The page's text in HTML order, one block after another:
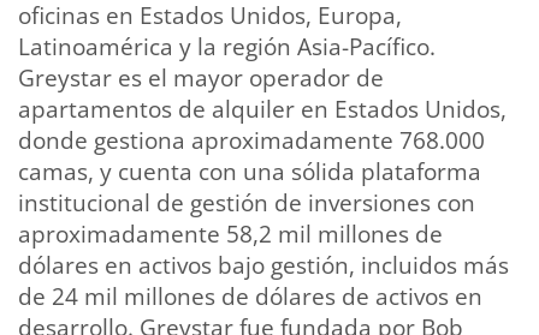
oficinas en Estados Unidos, Europa,
Latinoamérica y la región Asia-Pacífico.
Greystar es el mayor operador de
apartamentos de alquiler en Estados Unidos,
donde gestiona aproximadamente 768.000
camas, y cuenta con una sólida plataforma
institucional de gestión de inversiones con
aproximadamente 58,2 mil millones de
dólares en activos bajo gestión, incluidos más
de 24 mil millones de dólares de activos en
desarrollo. Greystar fue fundada por Bob